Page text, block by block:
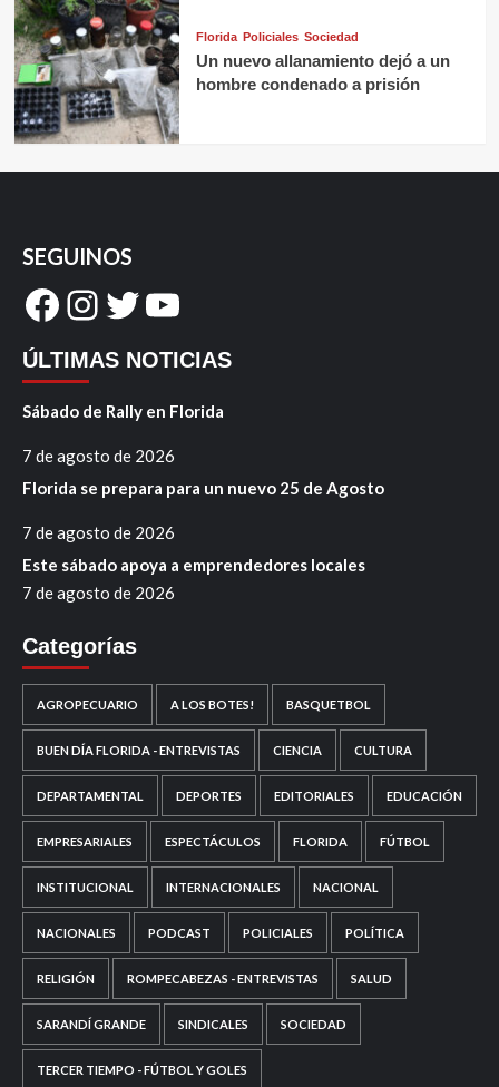
Florida Policiales Sociedad
Un nuevo allanamiento dejó a un
hombre condenado a prisión
SEGUINOS
Facebook
Instagram
Twitter
YouTube
ÚLTIMAS NOTICIAS
Sábado de Rally en Florida
7 de agosto de 2026
Florida se prepara para un nuevo 25 de Agosto
7 de agosto de 2026
Este sábado apoya a emprendedores locales
7 de agosto de 2026
Categorías
AGROPECUARIO A LOS BOTES! BASQUETBOL
BUEN DÍA FLORIDA - ENTREVISTAS CIENCIA CULTURA
DEPARTAMENTAL DEPORTES EDITORIALES EDUCACIÓN
EMPRESARIALES ESPECTÁCULOS FLORIDA FÚTBOL
INSTITUCIONAL INTERNACIONALES NACIONAL
NACIONALES PODCAST POLICIALES POLÍTICA
RELIGIÓN ROMPECABEZAS - ENTREVISTAS SALUD
SARANDÍ GRANDE SINDICALES SOCIEDAD
TERCER TIEMPO - FÚTBOL Y GOLES